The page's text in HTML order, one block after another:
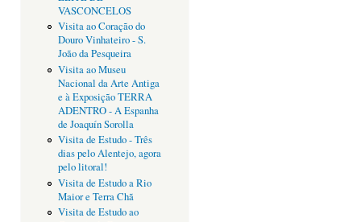
VASCONCELOS
Visita ao Coração do
Douro Vinhateiro - S.
João da Pesqueira
Visita ao Museu
Nacional da Arte Antiga
e à Exposição TERRA
ADENTRO - A Espanha
de Joaquín Sorolla
Visita de Estudo - Três
dias pelo Alentejo, agora
pelo litoral!
Visita de Estudo a Rio
Maior e Terra Chã
Visita de Estudo ao